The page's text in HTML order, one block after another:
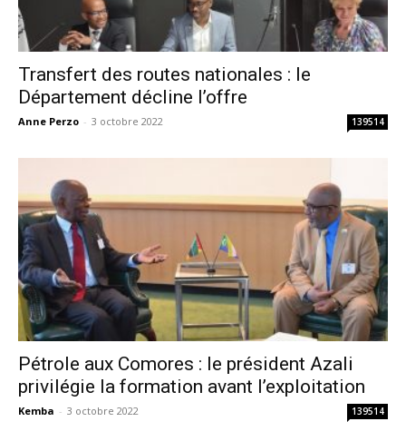
Transfert des routes nationales : le
Département décline l’offre
Anne Perzo - 3 octobre 2022 139514
Pétrole aux Comores : le président Azali
privilégie la formation avant l’exploitation
Kemba - 3 octobre 2022 139514